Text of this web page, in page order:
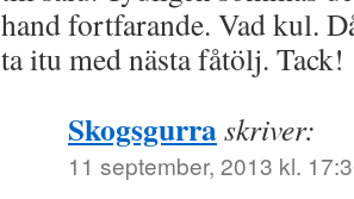
hand fortfarande. Vad kul.
ta itu med nästa fåtölj. Tack!
Skogsgurraskriver:
11 september, 2013 kl.